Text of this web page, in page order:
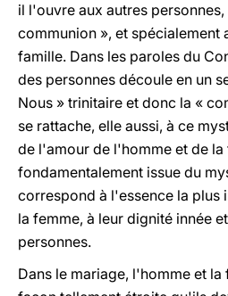
il l'ouvre aux autres personnes,
communion », et spécialement
famille. Dans les paroles du
des personnes découle en un
Nous » trinitaire et donc la «
se rattache, elle aussi, à ce
de l'amour de l'homme et de la
fondamentalement issue du
correspond à l'essence la plus
la femme, à leur dignité innée
personnes.
Dans le mariage, l'homme et